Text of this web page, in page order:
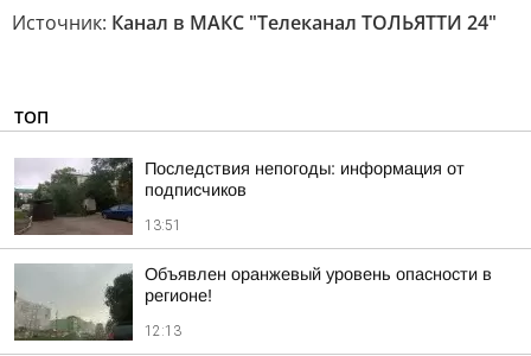
Источник: Канал в МАКС "Телеканал ТОЛЬЯТТИ 24"
ТОП
Последствия непогоды: информация от
подписчиков
13:51
Объявлен оранжевый уровень опасности в
регионе!
12:13